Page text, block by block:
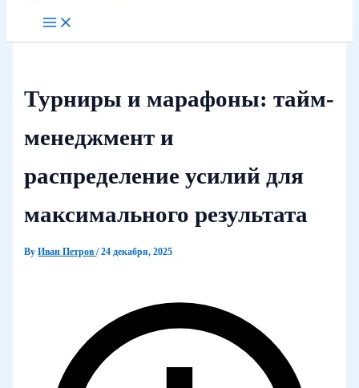
Турниры и марафоны: тайм-
менеджмент и
распределение усилий для
максимального результата
ByИван Петров/24 декабря, 2025